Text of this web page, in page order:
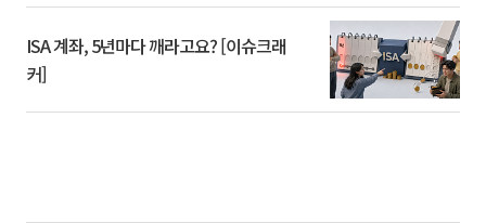
ISA 계좌, 5년마다 깨라고요? [이슈크래
커]